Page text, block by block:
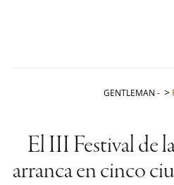
GENTLEMAN -
El III Festival de
arranca en cinco